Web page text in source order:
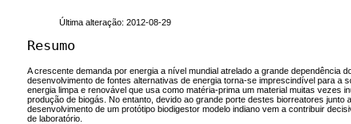
Última alteração: 2012-08-29
Resumo
A crescente demanda por energia a nível mundial atrelado a grande
desenvolvimento de fontes alternativas de energia torna-se imprescindível para a
energia limpa e renovável que usa como matéria-prima um material muitas
produção de biogás. No entanto, devido ao grande porte destes biorreatores
desenvolvimento de um protótipo biodigestor modelo indiano vem a contribuir
de laboratório.